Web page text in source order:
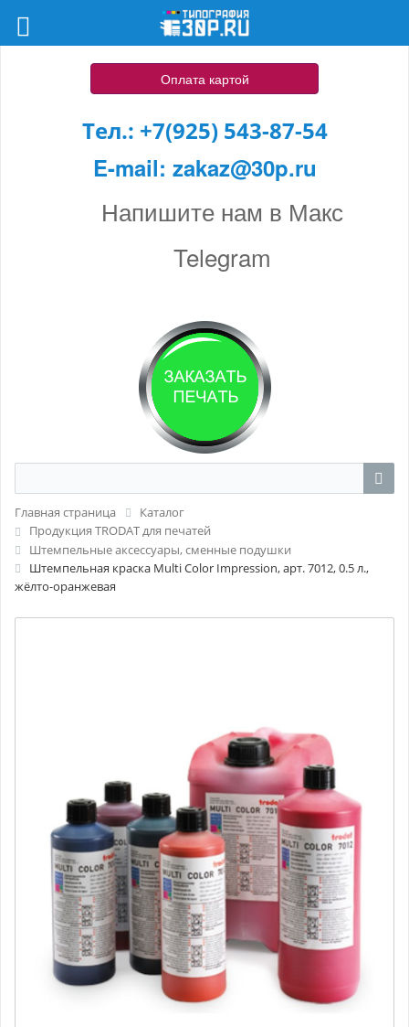
Оплата картой
Тел.: +7(925) 543-87-54
E-mail: zakaz@30p.ru
Напишите нам в Макс
Telegram
Главная страница
Каталог
Продукция TRODAT для печатей
Штемпельные аксессуары, сменные подушки
Штемпельная краска Multi Color Impression, арт. 7012, 0.5 л.,
жёлто-оранжевая